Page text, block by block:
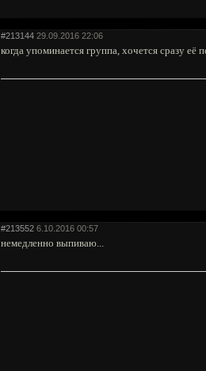
#213144 29.09.2016 22:06
когда упоминается группа, хочется сразу
#213552 6.10.2016 00:57
немедленно выпиваю...